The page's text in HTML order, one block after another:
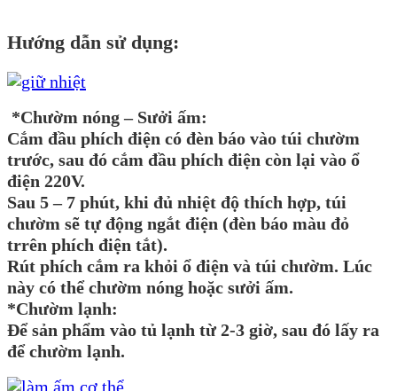
Hướng dẫn sử dụng:
*Chườm nóng – Sưởi ấm:
Cắm đầu phích điện có đèn báo vào túi chườm
trước, sau đó cắm đầu phích điện còn lại vào ổ
điện 220V.
Sau 5 – 7 phút, khi đủ nhiệt độ thích hợp, túi
chườm sẽ tự động ngắt điện (đèn báo màu đỏ
trrên phích điện tắt).
Rút phích cắm ra khỏi ổ điện và túi chườm. Lúc
này có thể chườm nóng hoặc sưởi ấm.
*Chườm lạnh:
Để sản phẩm vào tủ lạnh từ 2-3 giờ, sau đó lấy ra
để chườm lạnh.